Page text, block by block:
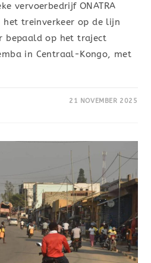
vervoerbedrijf ONATRA
treinverkeer op de lijn
bepaald op het traject
in Centraal-Kongo, met
21 NOVEMBER 2025